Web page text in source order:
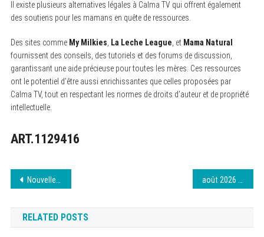
Il existe plusieurs alternatives légales à Calma TV qui offrent également
des soutiens pour les mamans en quête de ressources.
Des sites comme My Milkies La Leche League , et Mama Natural
fournissent des conseils, des tutoriels et des forums de discussion,
garantissant une aide précieuse pour toutes les mères. Ces ressources
ont le potentiel d’être aussi enrichissantes que celles proposées par
Calma TV, tout en respectant les normes de droits d’auteur et de propriété
intellectuelle.
ART.1129416
Navigation
de
l’article
Nouvelle adresse Wiflix – Suivez les mises à jour
RELATED POSTS